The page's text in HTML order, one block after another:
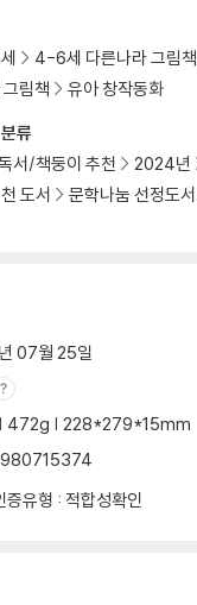
류
서/책둥이 추천 2024년
도서 문학나눔 선정도서
4-6세 다른나라 그림책
림책 유아 창작동화
07월 25일
472g | 228*279*15mm
증유형 : 적합성확인